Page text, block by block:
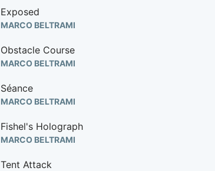
Exposed
MARCO BELTRAMI
Obstacle Course
MARCO BELTRAMI
Séance
MARCO BELTRAMI
Fishel's Holograph
MARCO BELTRAMI
Tent Attack